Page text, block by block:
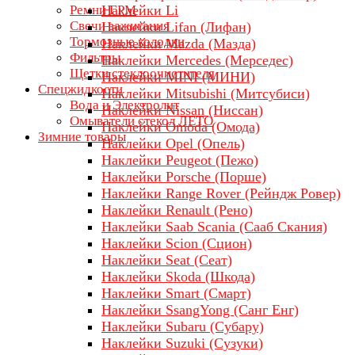
Ремни ГРМ
Свечи зажигания
Тормозные колодки
Фильтры
Щетки стеклоочистителя
Спецжидкости
Вода и Электролит
Омыватели стекол ЛЕТО
Зимние товары
Наклейки Li
Наклейки Lifan (Лифан)
Наклейки Mazda (Мазда)
Наклейки Mercedes (Мерседес)
Наклейки MINI (МИНИ)
Наклейки Mitsubishi (Митсубиси)
Наклейки Nissan (Ниссан)
Наклейки Omoda (Омода)
Наклейки Opel (Опель)
Наклейки Peugeot (Пежо)
Наклейки Porsche (Порше)
Наклейки Range Rover (Рейндж Ровер)
Наклейки Renault (Рено)
Наклейки Saab Scania (Сааб Скания)
Наклейки Scion (Сцион)
Наклейки Seat (Сеат)
Наклейки Skoda (Шкода)
Наклейки Smart (Смарт)
Наклейки SsangYong (Санг Енг)
Наклейки Subaru (Субару)
Наклейки Suzuki (Сузуки)